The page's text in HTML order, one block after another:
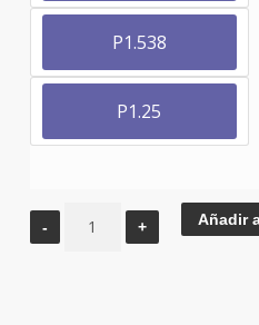
P1.538
P1.25
Añadir